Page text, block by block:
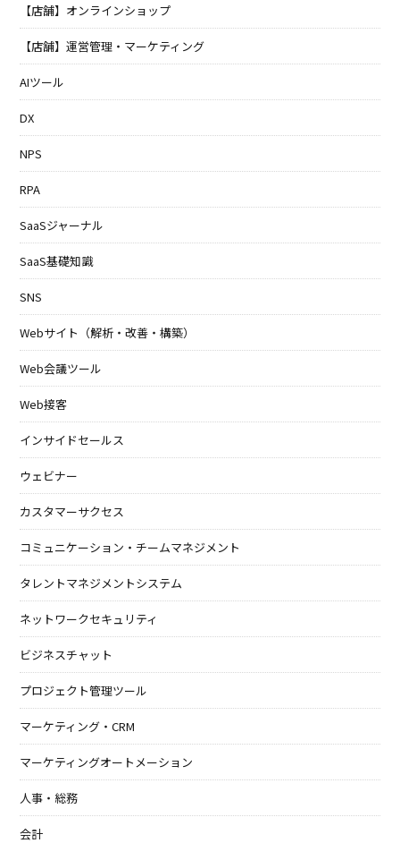
【店舗】オンラインショップ
【店舗】運営管理・マーケティング
AIツール
DX
NPS
RPA
SaaSジャーナル
SaaS基礎知識
SNS
Webサイト（解析・改善・構築）
Web会議ツール
Web接客
インサイドセールス
ウェビナー
カスタマーサクセス
コミュニケーション・チームマネジメント
タレントマネジメントシステム
ネットワークセキュリティ
ビジネスチャット
プロジェクト管理ツール
マーケティング・CRM
マーケティングオートメーション
人事・総務
会計